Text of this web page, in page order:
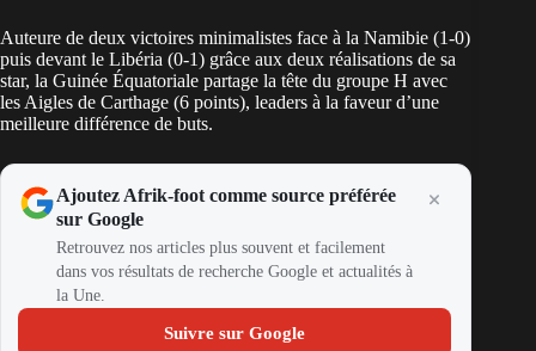
Auteure de deux victoires minimalistes face à la Namibie (1-0)
puis devant le Libéria (0-1) grâce aux deux réalisations de sa
star, la Guinée Équatoriale partage la tête du groupe H avec
les Aigles de Carthage (6 points), leaders à la faveur d’une
meilleure différence de buts.
Ajoutez Afrik-foot comme source préférée
sur Google
Retrouvez nos articles plus souvent et facilement
dans vos résultats de recherche Google et actualités à
la Une.
Suivre sur Google